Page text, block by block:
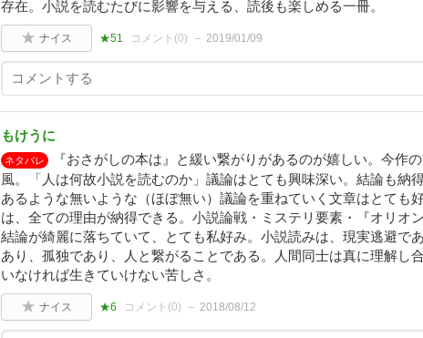
存在。小説を読むたびに影響を与える、読後も楽しめる一冊。
ナイス ★51 コメント(0) 2019/01/09
もけうに
ネタバレ
『おさがしの本は』と緩い繋がりがあるのが嬉しい。今作
風。「人は何故小説を読むのか」議論はとても興味深い。結論も納
あるような無いような（ほぼ無い）議論を重ねていく文章はとても
は、全ての理由が納得できる。小説論戦・ミステリ要素・『オリオ
結論が綺麗に落ちていて、とても私好み。小説読みは、現実逃避で
あり、孤独であり、人と繋がることである。人間同士は真に理解し
いなければ生きていけない苦しさ。
ナイス ★6 コメント(0) 2018/08/12